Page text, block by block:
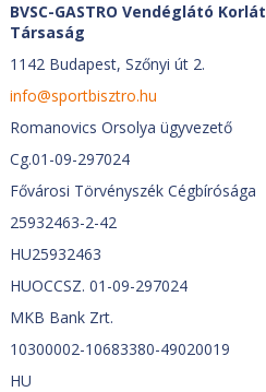
BVSC-GASTRO Vendéglátó
Társaság
1142 Budapest, Szőnyi út 2.
info@sportbisztro.hu
Romanovics Orsolya ügyvezető
Cg.01-09-297024
Fővárosi Törvényszék Cégbírósága
25932463-2-42
HU25932463
HUOCCSZ. 01-09-297024
MKB Bank Zrt.
10300002-10683380-49020019
HU